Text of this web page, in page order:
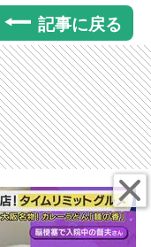
記事に戻る